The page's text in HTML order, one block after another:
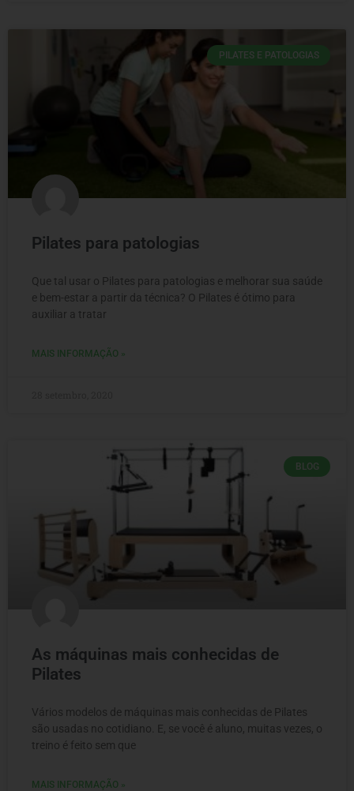
PILATES E PATOLOGIAS
Pilates para patologias
Que tal usar o Pilates para patologias e melhorar sua saúde
e bem-estar a partir da técnica? O Pilates é ótimo para
auxiliar a tratar
MAIS INFORMAÇÃO »
BLOG
As máquinas mais conhecidas de
Pilates
Vários modelos de máquinas mais conhecidas de Pilates
são usadas no cotidiano. E, se você é aluno, muitas vezes, o
treino é feito sem que
MAIS INFORMAÇÃO »